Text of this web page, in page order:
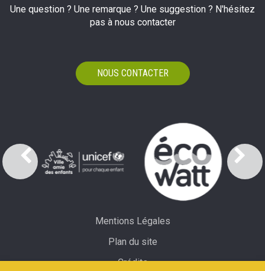
Une question ? Une remarque ? Une suggestion ? N'hésitez
pas à nous contacter
NOUS CONTACTER
Mentions Légales
Plan du site
Crédits